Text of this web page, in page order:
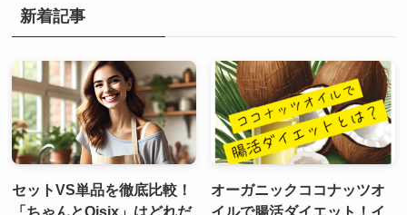
新着記事
セットVS単品を徹底比較！
オーガニックココナッツオ